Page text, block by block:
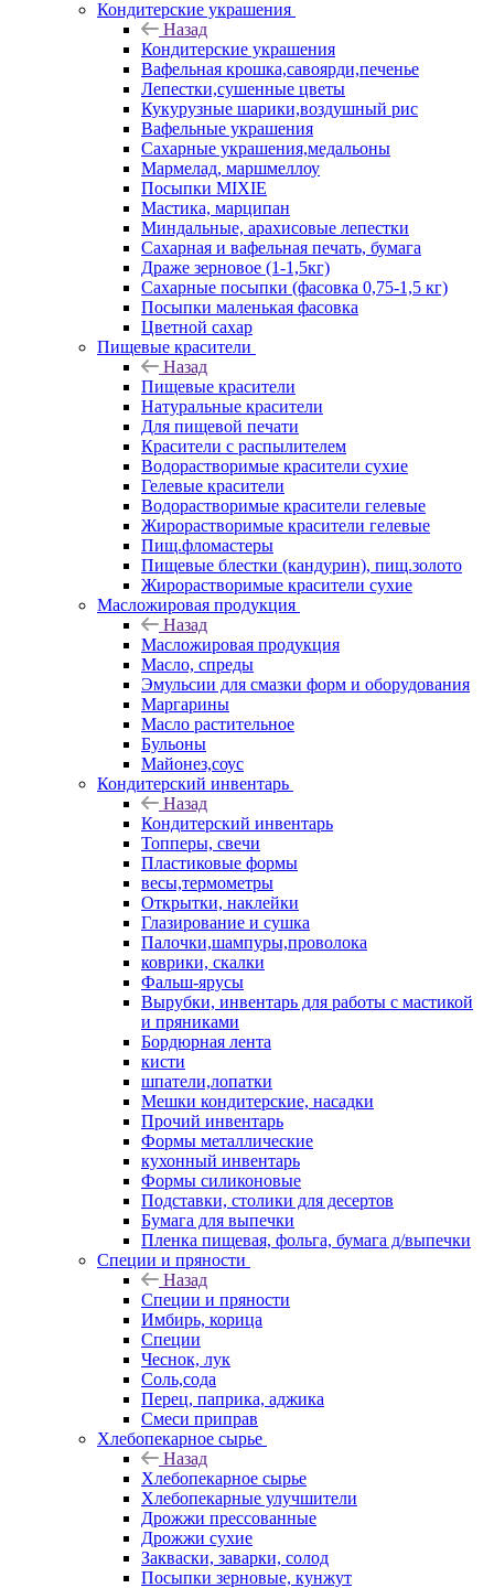
Кондитерские украшения
Назад
Кондитерские украшения
Вафельная крошка,савоярди,печенье
Лепестки,сушенные цветы
Кукурузные шарики,воздушный рис
Вафельные украшения
Сахарные украшения,медальоны
Мармелад, маршмеллоу
Посыпки MIXIE
Мастика, марципан
Миндальные, арахисовые лепестки
Сахарная и вафельная печать, бумага
Драже зерновое (1-1,5кг)
Сахарные посыпки (фасовка 0,75-1,5 кг)
Посыпки маленькая фасовка
Цветной сахар
Пищевые красители
Назад
Пищевые красители
Натуральные красители
Для пищевой печати
Красители с распылителем
Водорастворимые красители сухие
Гелевые красители
Водорастворимые красители гелевые
Жирорастворимые красители гелевые
Пищ.фломастеры
Пищевые блестки (кандурин), пищ.золото
Жирорастворимые красители сухие
Масложировая продукция
Назад
Масложировая продукция
Масло, спреды
Эмульсии для смазки форм и оборудования
Маргарины
Масло растительное
Бульоны
Майонез,соус
Кондитерский инвентарь
Назад
Кондитерский инвентарь
Топперы, свечи
Пластиковые формы
весы,термометры
Открытки, наклейки
Глазирование и сушка
Палочки,шампуры,проволока
коврики, скалки
Фальш-ярусы
Вырубки, инвентарь для работы с мастикой
и пряниками
Бордюрная лента
кисти
шпатели,лопатки
Мешки кондитерские, насадки
Прочий инвентарь
Формы металлические
кухонный инвентарь
Формы силиконовые
Подставки, столики для десертов
Бумага для выпечки
Пленка пищевая, фольга, бумага д/выпечки
Специи и пряности
Назад
Специи и пряности
Имбирь, корица
Специи
Чеснок, лук
Соль,сода
Перец, паприка, аджика
Смеси приправ
Хлебопекарное сырье
Назад
Хлебопекарное сырье
Хлебопекарные улучшители
Дрожжи прессованные
Дрожжи сухие
Закваски, заварки, солод
Посыпки зерновые, кунжут